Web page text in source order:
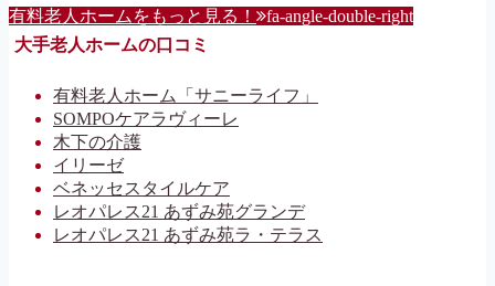
有料老人ホームをもっと見る！ fa-angle-double-right
大手老人ホームの口コミ
有料老人ホーム「サニーライフ」
SOMPOケアラヴィーレ
木下の介護
イリーゼ
ベネッセスタイルケア
レオパレス21 あずみ苑グランデ
レオパレス21 あずみ苑ラ・テラス